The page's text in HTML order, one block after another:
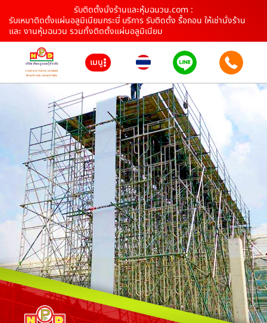
รับติดตั้งนั่งร้านและหุ้มฉนวน.com :
รับเหมาติดตั้งแผ่นอลูมิเนียมกระบี่ บริการ รับติดตั้ง รื้อถอน ให้เช่านั่งร้าน
และ งานหุ้มฉนวน รวมทั้งติดตั้งแผ่นอลูมิเนียม
เมนู